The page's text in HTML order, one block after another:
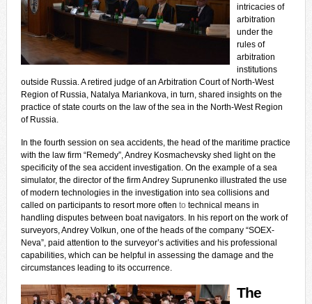
intricacies of
arbitration
under the
rules of
arbitration
institutions
outside Russia. A retired judge of an Arbitration Court of North-West
Region of Russia, Natalya Mariankova, in turn, shared insights on the
practice of state courts on the law of the sea in the North-West Region
of Russia.
In the fourth session on sea accidents, the head of the maritime practice
with the law firm “Remedy”, Andrey Kosmachevsky shed light on the
specificity of the sea accident investigation. On the example of a sea
simulator, the director of the firm Andrey Suprunenko illustrated the use
of modern technologies in the investigation into sea collisions and
called on participants to resort more often to technical means in
handling disputes between boat navigators. In his report on the work of
surveyors, Andrey Volkun, one of the heads of the company “SOEX-
Neva”, paid attention to the surveyor’s activities and his professional
capabilities, which can be helpful in assessing the damage and the
circumstances leading to its occurrence.
The